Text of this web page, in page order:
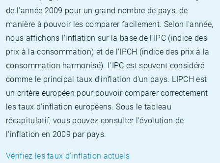
de l'année 2009 pour un grand nombre de pays, de
manière à pouvoir les comparer facilement. Selon l'année,
nous affichons l'inflation sur la base de l'IPC (indice des
prix à la consommation) et de l'IPCH (indice des prix à la
consommation harmonisé). L'IPC est souvent considéré
comme le principal taux d'inflation d'un pays. L'IPCH est
un critère européen pour pouvoir comparer correctement
les taux d'inflation européens. Sous le tableau
récapitulatif, vous pouvez consulter l'évolution de
l'inflation en 2009 par pays.
Vérifiez les taux d'inflation actuels